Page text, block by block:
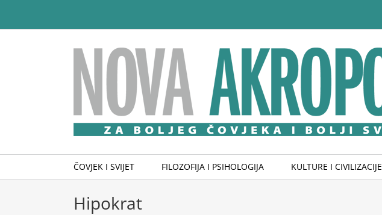
content
ČOVJEK I SVIJET FILOZOFIJA I PSIHOLOGIJA KULTURE I CIVILIZACIJE
Hipokrat